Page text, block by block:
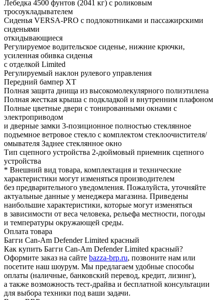
Лебедка 4500 фунтов (2041 кг) с роликовым
тросоукладывателем
Сиденья VERSA-PRO с подлокотниками и пассажирскими
сиденьями
откидывающиеся
Регулируемое водительское сиденье, нижние крючки,
усиленная обивка сиденья
с отделкой Limited
Регулируемый наклон рулевого управления
Передний бампер XT
Полная защита днища из высокомолекулярного полиэтилена
Полная жесткая крыша с подкладкой и внутренним плафоном
Полные цветные двери с тонированными окнами с
электроприводом
и дверные замки 3-позиционное полностью стеклянное
подъемное ветровое стекло с комплектом стеклоочистителя/
омывателя Заднее стеклянное окно
Тип сцепного устройства 2-дюймовый приемник сцепного
устройства
* Внешний вид товара, комплектация и технические
характеристики могут изменяться производителем
без предварительного уведомления. Пожалуйста, уточняйте
актуальные данные у менеджера магазина. Приведены
наибольшие характеристики, которые могут изменяться
в зависимости от веса человека, рельефа местности, погоды
и температуры окружающей среды.
Оплата товара
Багги Can-Am Defender Limited красный
Как купить Багги Can-Am Defender Limited красный?
Оформите заказ на сайте bazza-brp.ru, позвоните нам или
посетите наш шоурум. Мы предлагаем удобные способы
оплаты (наличные, банковский перевод, кредит, лизинг),
а также возможность тест-драйва и бесплатной консультации
для выбора техники под ваши задачи.